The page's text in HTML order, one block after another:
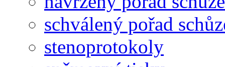
schválený pořad
stenoprotokoly